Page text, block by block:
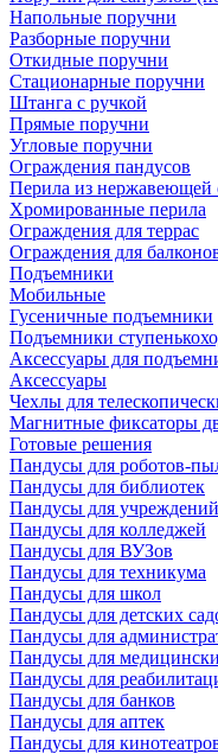
Напольные поручни
Разборные поручни
Откидные поручни
Стационарные поручни
Штанга с ручкой
Прямые поручни
Угловые поручни
Ограждения пандусов
Перила из нержавеющей
Хромированные перила
Ограждения для террас
Ограждения для
Подъемники
Мобильные
Гусеничные подъемники
Подъемники
Аксессуары для
Аксессуары
Чехлы для
Магнитные фиксаторы
Готовые решения
Пандусы для роботов-
Пандусы для библиотек
Пандусы для
Пандусы для колледжей
Пандусы для ВУЗов
Пандусы для техникума
Пандусы для школ
Пандусы для детских
Пандусы для
Пандусы для
Пандусы для
Пандусы для банков
Пандусы для аптек
Пандусы для